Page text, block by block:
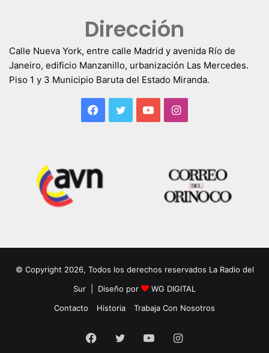
Dirección
Calle Nueva York, entre calle Madrid y avenida Río de
Janeiro, edificio Manzanillo, urbanización Las Mercedes.
Piso 1 y 3 Municipio Baruta del Estado Miranda.
Facebook
TwitterYouTubeInstagram
© Copyright 2026, Todos los derechos reservados La Radio del
Sur | Diseño por
WG DIGITAL
Contacto
Historia Trabaja Con Nosotros
Facebook
TwitterYouTubeInstagram